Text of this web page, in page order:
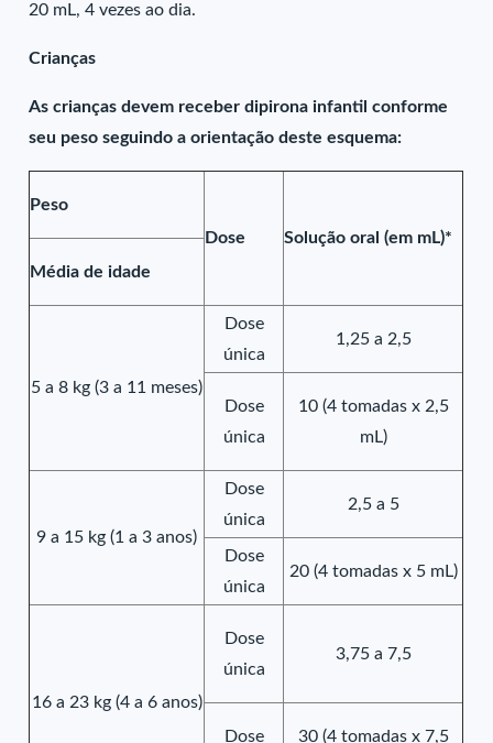
20 mL, 4 vezes ao dia.
Crianças
As crianças devem receber dipirona infantil conforme
seu peso seguindo a orientação deste esquema:
Peso
Dose
Solução oral (em mL)*
Média de idade
5 a 8 kg (3 a 11 meses)
Dose
única
1,25 a 2,5
Dose
única
10 (4 tomadas x 2,5
mL)
9 a 15 kg (1 a 3 anos)
Dose
única
2,5 a 5
Dose
única
20 (4 tomadas x 5 mL)
16 a 23 kg (4 a 6 anos)
Dose
única
3,75 a 7,5
Dose 30 (4 tomadas x 7,5